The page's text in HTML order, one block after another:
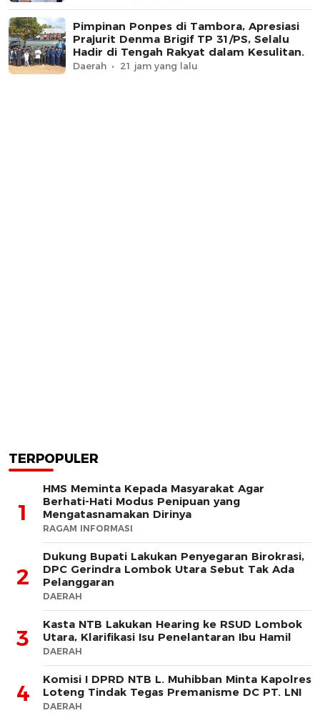
Pimpinan Ponpes di Tambora, Apresiasi
Prajurit Denma Brigif TP 31/PS, Selalu
Hadir di Tengah Rakyat dalam Kesulitan.
Daerah 21 jam yang lalu
TERPOPULER
1
HMS Meminta Kepada Masyarakat Agar
Berhati-Hati Modus Penipuan yang
Mengatasnamakan Dirinya
RAGAM INFORMASI
2
Dukung Bupati Lakukan Penyegaran Birokrasi,
DPC Gerindra Lombok Utara Sebut Tak Ada
Pelanggaran
DAERAH
3
Kasta NTB Lakukan Hearing ke RSUD Lombok
Utara, Klarifikasi Isu Penelantaran Ibu Hamil
DAERAH
4
Komisi I DPRD NTB L. Muhibban Minta Kapolres
Loteng Tindak Tegas Premanisme DC PT. LNI
DAERAH